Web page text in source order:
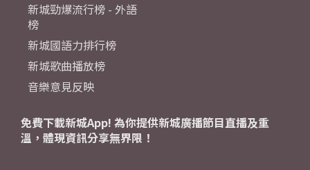
新城勁爆流行榜 - 外語
榜
新城國語力排行榜
新城歌曲播放榜
音樂意見反映
免費下載新城App! 為你提供新城廣播節目直播及重
溫，體現資訊分享無界限！